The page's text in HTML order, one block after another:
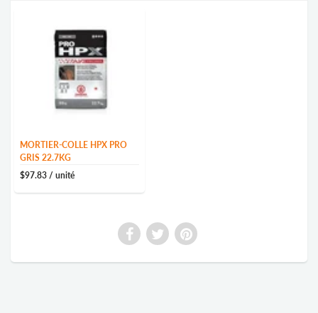
MORTIER-COLLE HPX PRO
GRIS 22.7KG
$97.83 / unité